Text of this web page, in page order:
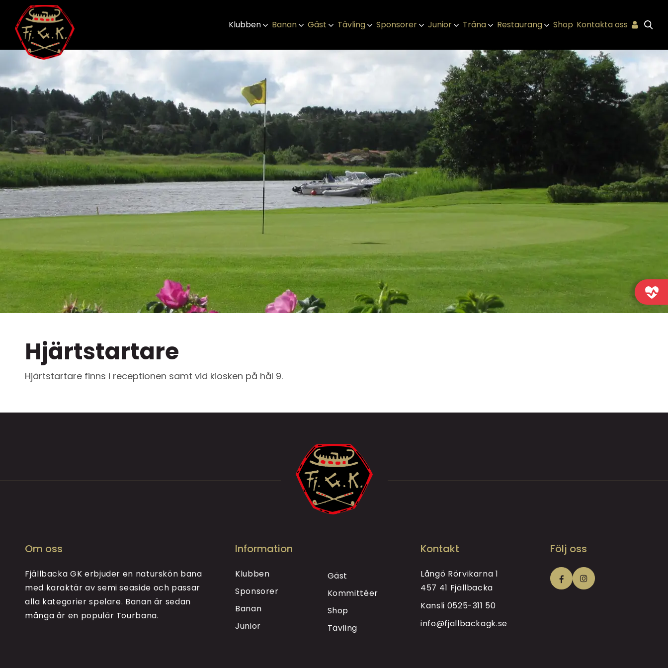
Klubben Banan Gäst Tävling Sponsorer Junior Träna Restaurang Shop Kontakta oss
Hjärtstartare
Hjärtstartare finns i receptionen samt vid kiosken på hål 9.
Om oss
Fjällbacka GK erbjuder en naturskön bana
med karaktär av semi seaside och passar
alla kategorier spelare. Banan är sedan
många år en populär Tourbana.
Information
Klubben
Sponsorer
Banan
Junior
Gäst
Kommittéer
Shop
Tävling
Kontakt
Långö Rörvikarna 1
457 41 Fjällbacka
Kansli 0525-311 50
info@fjallbackagk.se
Följ oss